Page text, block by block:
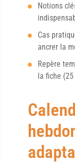
Notions
Cas
ancrer la
Repère
la fiche